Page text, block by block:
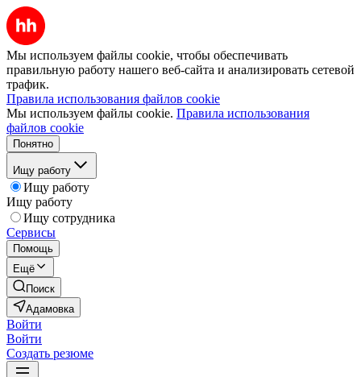
Мы используем файлы cookie, чтобы обеспечивать
правильную работу нашего веб-сайта и анализировать сетевой
трафик.
Правила использования файлов cookie
Мы используем файлы cookie. Правила использования
файлов cookie
Понятно
Ищу работу
Ищу работу
Ищу работу
Ищу сотрудника
Сервисы
Помощь
Ещё
Поиск
Адамовка
Войти
Войти
Создать резюме